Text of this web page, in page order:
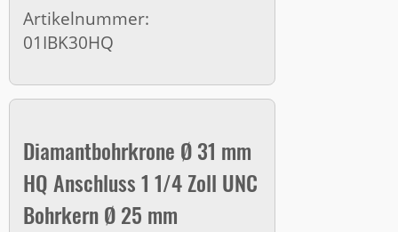
Artikelnummer:
01IBK30HQ
Diamantbohrkrone Ø 31 mm
HQ Anschluss 1 1/4 Zoll UNC
Bohrkern Ø 25 mm